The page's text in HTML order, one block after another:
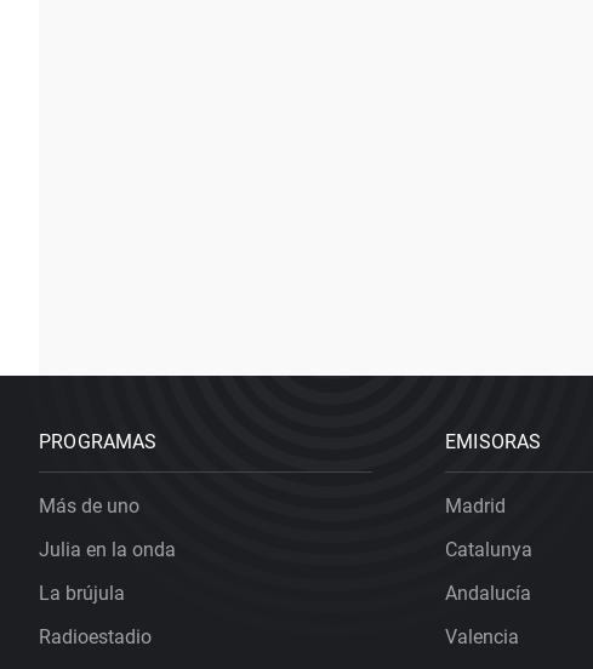
PROGRAMAS
Más de uno
Julia en la onda
La brújula
Radioestadio
EMISORAS
Madrid
Catalunya
Andalucía
Valencia